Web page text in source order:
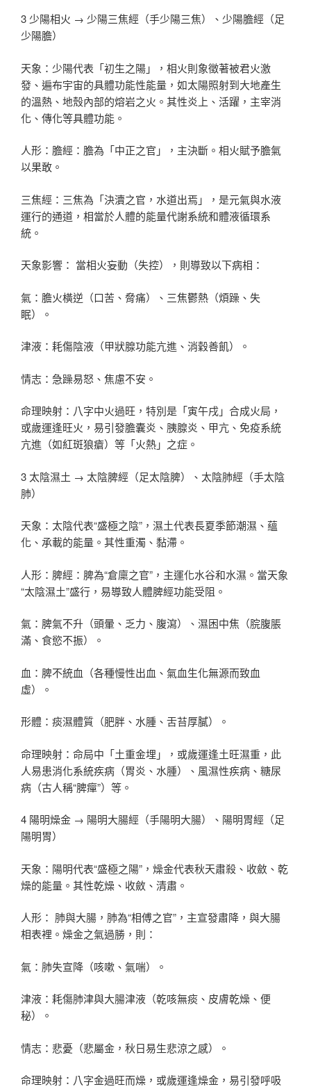
3 少陽相火 → 少陽三焦經（手少陽三焦）、少陽膽經（足
少陽膽）
天象：少陽代表「初生之陽」，相火則象徵著被君火激
發、遍布宇宙的具體功能性能量，如太陽照射到大地產生
的溫熱、地殼內部的熔岩之火。其性炎上、活躍，主宰消
化、傳化等具體功能。
人形：膽經：膽為「中正之官」，主決斷。相火賦予膽氣
以果敢。
三焦經：三焦為「決瀆之官，水道出焉」，是元氣與水液
運行的通道，相當於人體的能量代謝系統和體液循環系
統。
天象影響： 當相火妄動（失控），則導致以下病相：
氣：膽火橫逆（口苦、脅痛）、三焦鬱熱（煩躁、失
眠）。
津液：耗傷陰液（甲狀腺功能亢進、消穀善飢）。
情志：急躁易怒、焦慮不安。
命理映射：八字中火過旺，特別是「寅午戌」合成火局，
或歲運逢旺火，易引發膽囊炎、胰腺炎、甲亢、免疫系統
亢進（如紅斑狼瘡）等「火熱」之症。
3 太陰濕土 → 太陰脾經（足太陰脾）、太陰肺經（手太陰
肺）
天象：太陰代表“盛極之陰”，濕土代表長夏季節潮濕、蘊
化、承載的能量。其性重濁、黏滯。
人形：脾經：脾為“倉廩之官”，主運化水谷和水濕。當天象
“太陰濕土”盛行，易導致人體脾經功能受阻。
氣：脾氣不升（頭暈、乏力、腹瀉）、濕困中焦（脘腹脹
滿、食慾不振）。
血：脾不統血（各種慢性出血、氣血生化無源而致血
虛）。
形體：痰濕體質（肥胖、水腫、舌苔厚膩）。
命理映射：命局中「土重金埋」，或歲運逢土旺濕重，此
人易患消化系統疾病（胃炎、水腫）、風濕性疾病、糖尿
病（古人稱“脾癉”）等。
4 陽明燥金 → 陽明大腸經（手陽明大腸）、陽明胃經（足
陽明胃）
天象：陽明代表“盛極之陽”，燥金代表秋天肅殺、收斂、乾
燥的能量。其性乾燥、收斂、清肅。
人形： 肺與大腸，肺為“相傅之官”，主宣發肅降，與大腸
相表裡。燥金之氣過勝，則：
氣：肺失宣降（咳嗽、氣喘）。
津液：耗傷肺津與大腸津液（乾咳無痰、皮膚乾燥、便
秘）。
情志：悲憂（悲屬金，秋日易生悲涼之感）。
命理映射：八字金過旺而燥，或歲運逢燥金，易引發呼吸